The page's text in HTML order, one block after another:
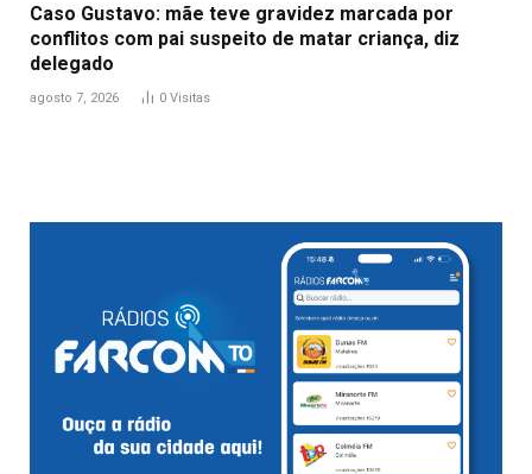
Caso Gustavo: mãe teve gravidez marcada por
conflitos com pai suspeito de matar criança, diz
delegado
agosto 7, 2026 0 Visitas